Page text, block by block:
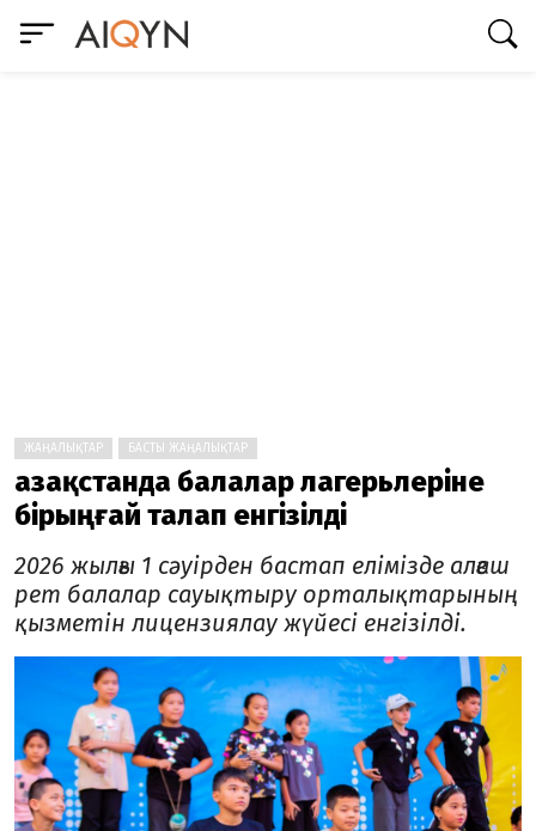
ЖАҢАЛЫҚТАР БАСТЫ ЖАҢАЛЫҚТАР
Қазақстанда балалар лагерьлеріне
бірыңғай талап енгізілді
2026 жылғы 1 сәуірден бастап елімізде алғаш
рет балалар сауықтыру орталықтарының
қызметін лицензиялау жүйесі енгізілді.